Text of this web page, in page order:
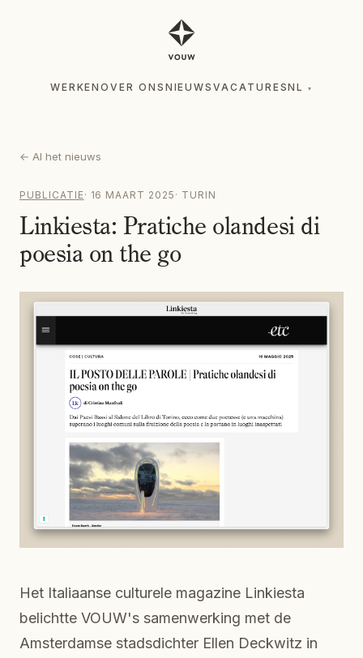
WERKENOVER ONS NIEUWSVACATURESNL ▾
← Al het nieuws
PUBLICATIE· 16 MAART 2025 · TURIN
Linkiesta: Pratiche olandesi di
poesia on the go
Het Italiaanse culturele magazine Linkiesta
belichtte VOUW's samenwerking met de
Amsterdamse stadsdichter Ellen Deckwitz in